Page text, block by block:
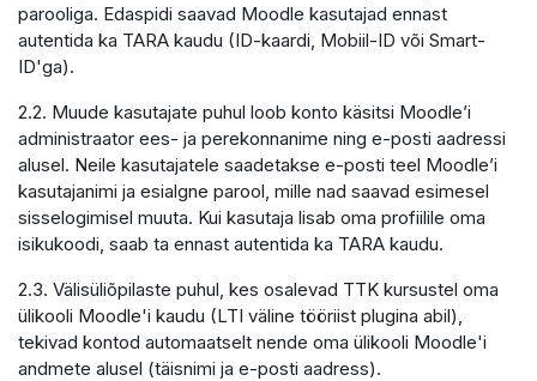
parooliga. Edaspidi saavad Moodle kasutajad ennast
autentida ka TARA kaudu (ID-kaardi, Mobiil-ID või Smart-
ID'ga).
2.2. Muude kasutajate puhul loob konto käsitsi Moodle’i
administraator ees- ja perekonnanime ning e-posti aadressi
alusel. Neile kasutajatele saadetakse e-posti teel Moodle’i
kasutajanimi ja esialgne parool, mille nad saavad esimesel
sisselogimisel muuta. Kui kasutaja lisab oma profiilile oma
isikukoodi, saab ta ennast autentida ka TARA kaudu.
2.3. Välisüliõpilaste puhul, kes osalevad TTK kursustel oma
ülikooli Moodle'i kaudu (LTI väline tööriist plugina abil),
tekivad kontod automaatselt nende oma ülikooli Moodle'i
andmete alusel (täisnimi ja e-posti aadress).